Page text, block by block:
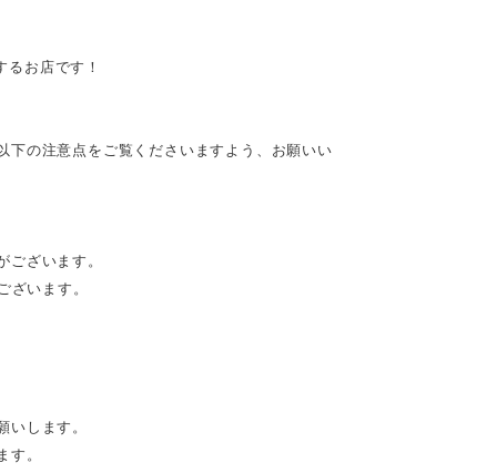
お店です！
下の注意点をご覧くださいますよう、お願いい
ざいます。
います。
します。
。